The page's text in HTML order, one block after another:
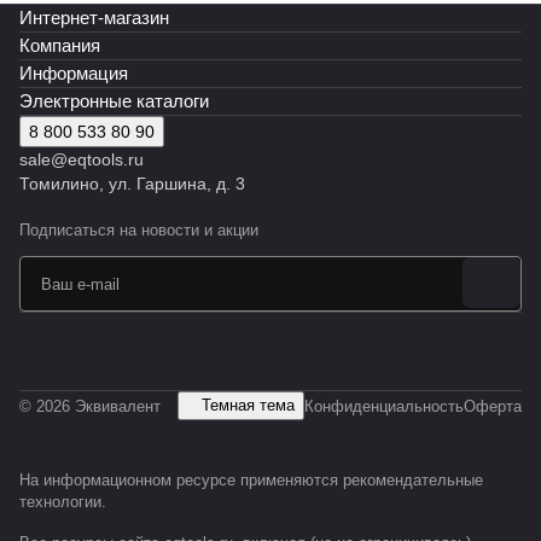
т
т
Интернет-магазин
Компания
Информация
Электронные каталоги
8 800 533 80 90
sale@eqtools.ru
Томилино, ул. Гаршина, д. 3
Подписаться на новости и акции
© 2026 Эквивалент Темная тема КонфиденциальностьОферта
На информационном ресурсе применяются рекомендательные
технологии.